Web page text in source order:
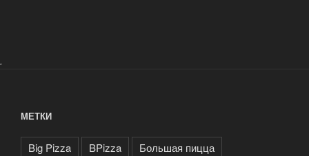
.
МЕТКИ
Big Pizza BPizza
Большая пицца